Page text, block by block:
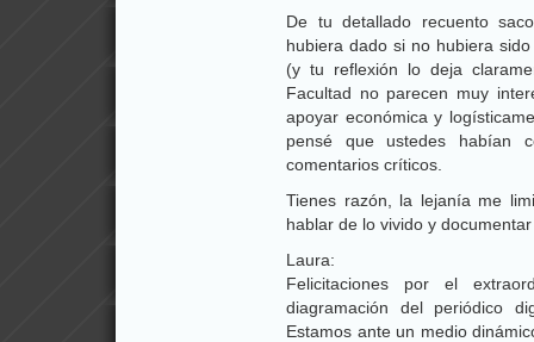
De tu detallado recuento
hubiera dado si no hubiera
(y tu reflexión lo deja
Facultad no parecen muy
apoyar económica y
pensé que ustedes habían
comentarios críticos.
Tienes razón, la lejanía me
hablar de lo vivido y
Laura:
Felicitaciones por el
diagramación del periódico
Estamos ante un medio